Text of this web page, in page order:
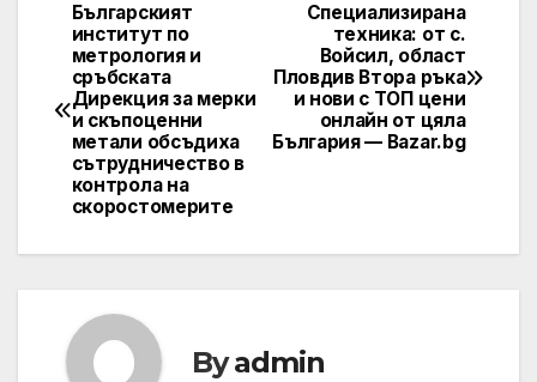
Post
navigation
Специализирана
техника: от с.
Войсил, област
Пловдив Втора ръка
и нови с ТОП цени
онлайн от цяла
България — Bazar.bg
Българският
институт по
метрология и
сръбската
Дирекция за мерки
и скъпоценни
метали обсъдиха
сътрудничество в
контрола на
скоростомерите
Byadmin